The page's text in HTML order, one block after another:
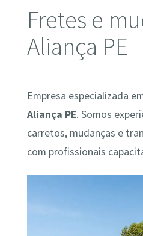
Fretes e
Aliança PE
Empresa especializada
Aliança PE. Somos
carretos, mudanças e
com profissionais